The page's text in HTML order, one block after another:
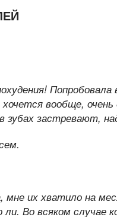
вообще,
зубах застревают,
мне их хватило на
Во всяком случае